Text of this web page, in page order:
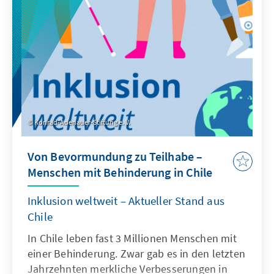
sie zu unterstützen?
Konrad-Adenauer-Stiftung e. V.
Von Bevormundung zu Teilhabe –
Menschen mit Behinderung in Chile
Inklusion weltweit – Aktueller Stand aus
Chile
In Chile leben fast 3 Millionen Menschen mit
einer Behinderung. Zwar gab es in den letzten
Jahrzehnten merkliche Verbesserungen in